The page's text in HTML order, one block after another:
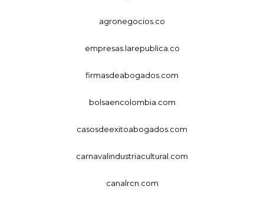
agronegocios.co
empresas.larepublica.co
firmasdeabogados.com
bolsaencolombia.com
casosdeexitoabogados.com
carnavalindustriacultural.com
canalrcn.com